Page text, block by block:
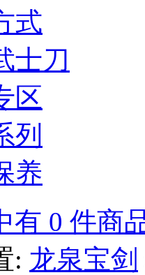
式
士刀
区
列
养
有 0 件商
: 龙泉宝剑